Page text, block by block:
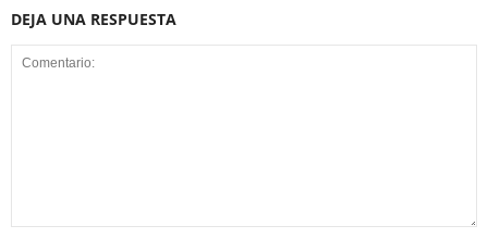
DEJA UNA RESPUESTA